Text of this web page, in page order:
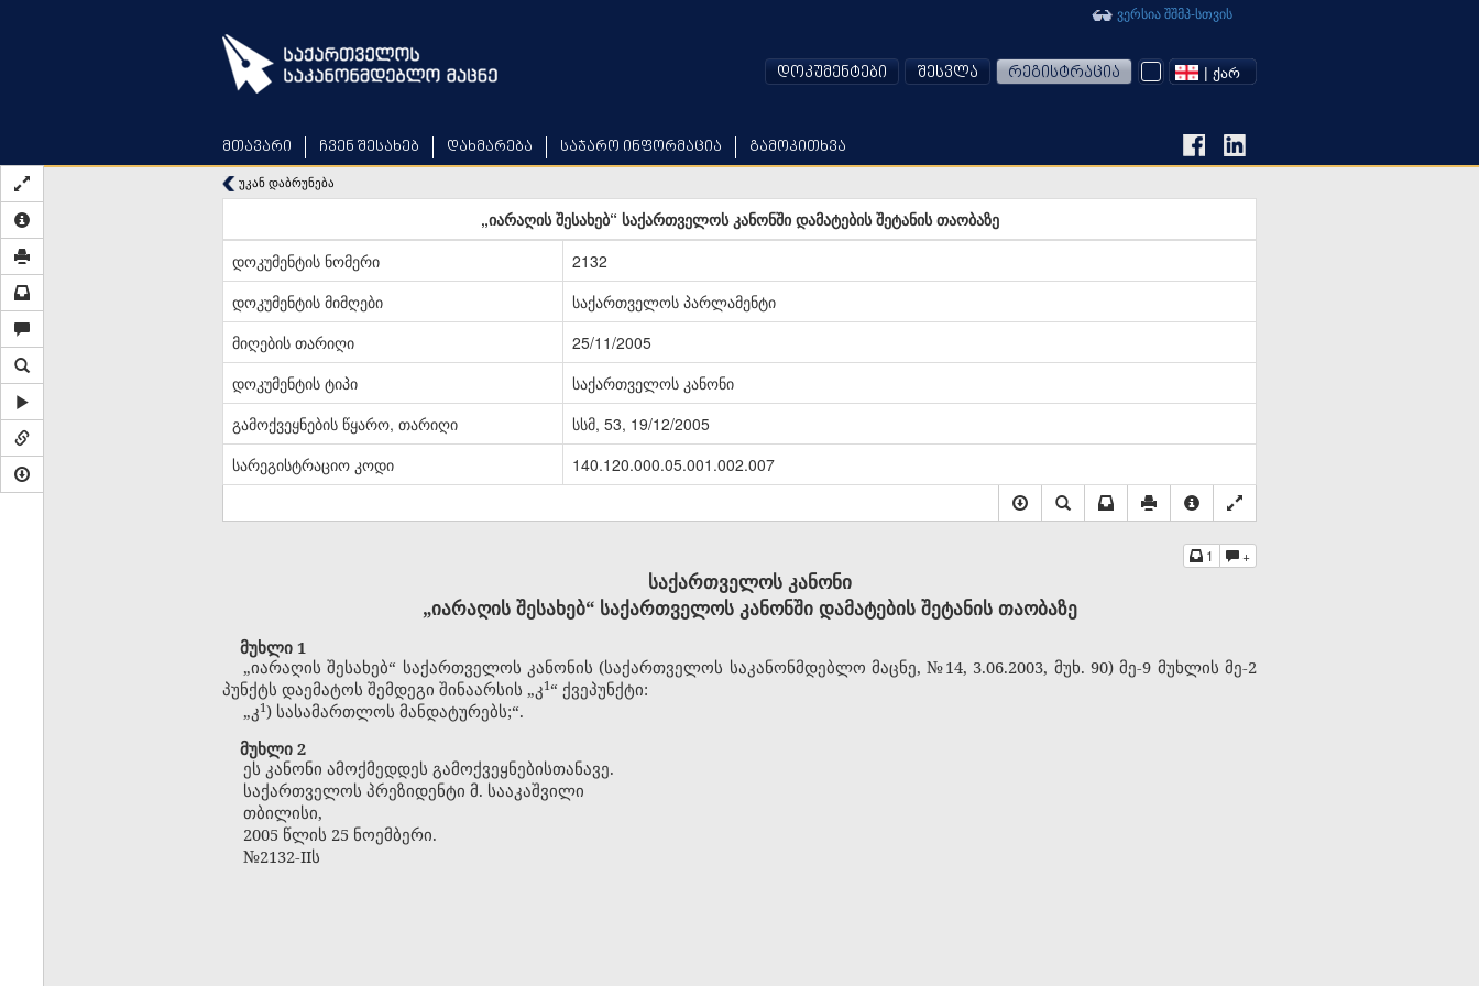
მთავარი ჩვენ შესახებ დახმარება საჯარო ინფორმაცია გამოკითხვა
ვერსია შშმპ-სთვის
დოკუმენტები შესვლა რეგისტრაცია | ᲥᲐᲠ
უკან დაბრუნება
„იარაღის შესახებ“ საქართველოს კანონში დამატების შეტანის თაობაზე
დოკუმენტის ნომერი
2132
დოკუმენტის მიმღები
საქართველოს პარლამენტი
მიღების თარიღი
25/11/2005
დოკუმენტის ტიპი
საქართველოს კანონი
გამოქვეყნების წყარო, თარიღი
სსმ, 53, 19/12/2005
სარეგისტრაციო კოდი
140.120.000.05.001.002.007
1 +
საქართველოს კანონი
„იარაღის შესახებ“ საქართველოს კანონში დამატების შეტანის თაობაზე
მუხლი 1
„იარაღის შესახებ“ საქართველოს კანონის (საქართველოს საკანონმდებლო მაცნე, №14, 3.06.2003, მუხ. 90) მე-9 მუხლის მე-2
პუნქტს დაემატოს შემდეგი შინაარსის „კ​1“ ქვეპუნქტი:
„კ​1) სასამართლოს მანდატურებს;“.
მუხლი 2
ეს კანონი ამოქმედდეს გამოქვეყნებისთანავე.
საქართველოს პრეზიდენტი მ. სააკაშვილი
თბილისი,
2005 წლის 25 ნოემბერი.
№2132-IIს